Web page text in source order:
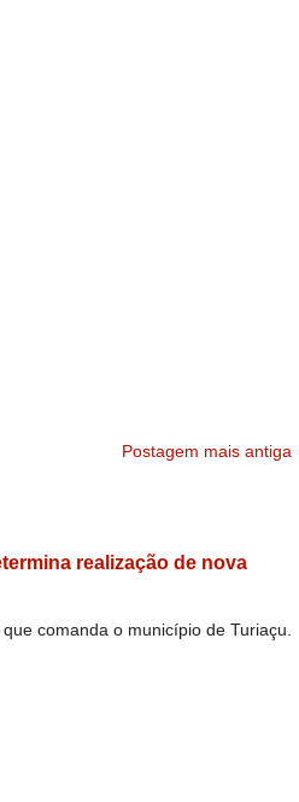
Postagem mais antiga
realização de nova
comanda o município de Turiaçu.